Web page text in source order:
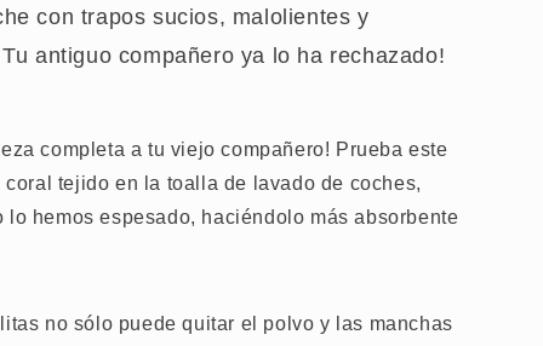
con trapos sucios, malolientes y
antiguo compañero ya lo ha rechazado!
completa a tu viejo compañero! Prueba este
tejido en la toalla de lavado de coches,
lo hemos espesado, haciéndolo más absorbente
no sólo puede quitar el polvo y las manchas